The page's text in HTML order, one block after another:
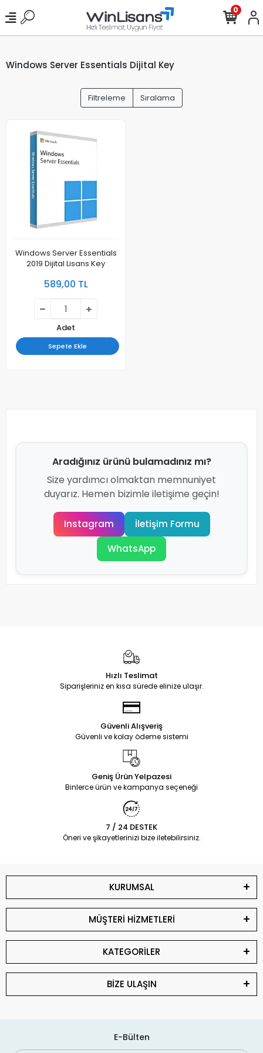
0
Windows Server Essentials Dijital Key
Filtreleme Sıralama
Windows Server Essentials
2019 Dijital Lisans Key
589,00 TL
Adet
Sepete Ekle
Aradığınız ürünü bulamadınız mı?
Size yardımcı olmaktan memnuniyet
duyarız. Hemen bizimle iletişime geçin!
Instagram
İletişim Formu
WhatsApp
Hızlı Teslimat
Siparişleriniz en kısa sürede elinize ulaşır.
Güvenli Alışveriş
Güvenli ve kolay ödeme sistemi
Geniş Ürün Yelpazesi
Binlerce ürün ve kampanya seçeneği
7 / 24 DESTEK
Öneri ve şikayetlerinizi bize iletebilirsiniz.
KURUMSAL
MÜŞTERİ HİZMETLERİ
KATEGORİLER
BİZE ULAŞIN
E-Bülten